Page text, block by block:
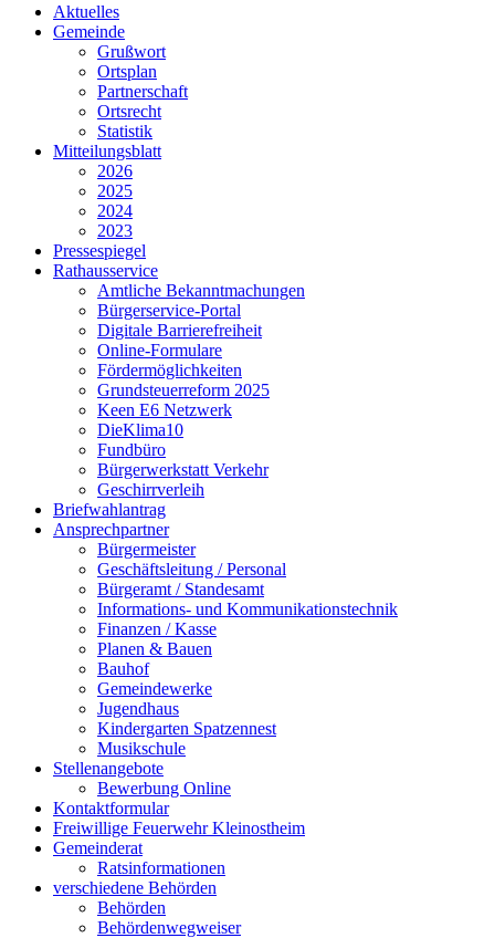
Aktuelles
Gemeinde
Grußwort
Ortsplan
Partnerschaft
Ortsrecht
Statistik
Mitteilungsblatt
2026
2025
2024
2023
Pressespiegel
Rathausservice
Amtliche Bekanntmachungen
Bürgerservice-Portal
Digitale Barrierefreiheit
Online-Formulare
Fördermöglichkeiten
Grundsteuerreform 2025
Keen E6 Netzwerk
DieKlima10
Fundbüro
Bürgerwerkstatt Verkehr
Geschirrverleih
Briefwahlantrag
Ansprechpartner
Bürgermeister
Geschäftsleitung / Personal
Bürgeramt / Standesamt
Informations- und Kommunikationstechnik
Finanzen / Kasse
Planen & Bauen
Bauhof
Gemeindewerke
Jugendhaus
Kindergarten Spatzennest
Musikschule
Stellenangebote
Bewerbung Online
Kontaktformular
Freiwillige Feuerwehr Kleinostheim
Gemeinderat
Ratsinformationen
verschiedene Behörden
Behörden
Behördenwegweiser